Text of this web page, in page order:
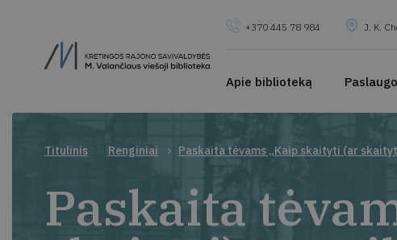
+370 445 78 984 J. K.
Apie biblioteką
Titulinis Renginiai Paskaita tėvams „Kaip skaityti (ar
Paskaita